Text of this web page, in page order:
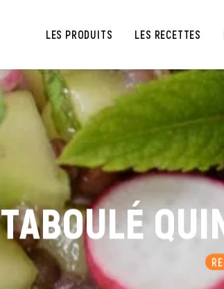
LES PRODUITS LES RECETTES
TABOULÉ